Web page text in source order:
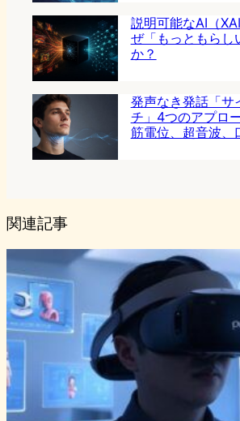
説明可能なAI（
ぜ「もっともらし
か？
発声なき発話「サ
チ」4つのアプロ
筋電位、超音波、
関連記事